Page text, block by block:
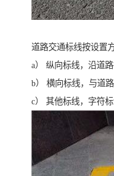
道路交通标线按设置
a） 纵向标线，沿道
b） 横向标线，与道
c） 其他标线，字符